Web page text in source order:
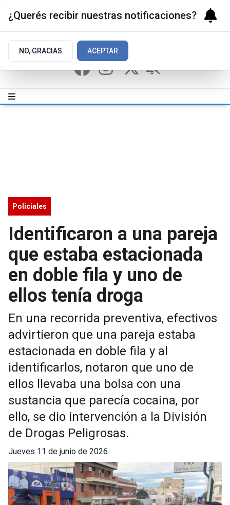
Policiales
Identificaron a una pareja
que estaba estacionada
en doble fila y uno de
ellos tenía droga
En una recorrida preventiva, efectivos
advirtieron que una pareja estaba
estacionada en doble fila y al
identificarlos, notaron que uno de
ellos llevaba una bolsa con una
sustancia que parecía cocaina, por
ello, se dio intervención a la División
de Drogas Peligrosas.
jueves 11 de junio de 2026
¿Querés recibir nuestras notificaciones?
NO, GRACIAS ACEPTAR